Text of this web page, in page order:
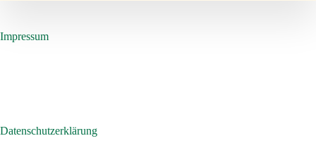
Impressum
Datenschutzerklärung